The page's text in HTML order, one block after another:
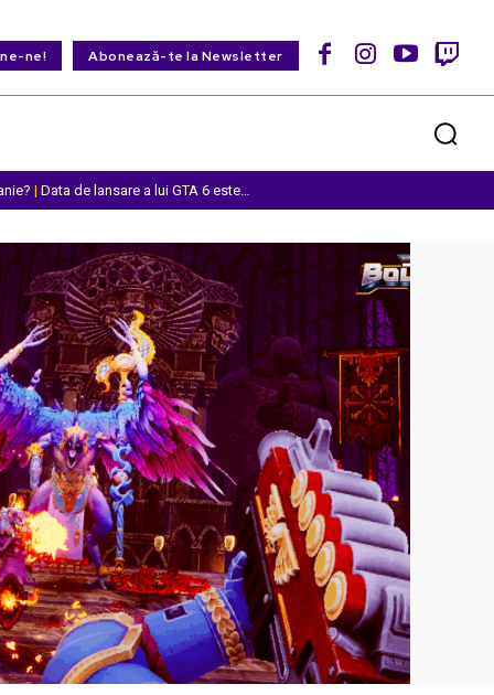
ne! Abonează-te la Newsletter
| Data de lansare a lui GTA 6 este…